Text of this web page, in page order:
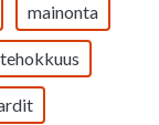
mainonta